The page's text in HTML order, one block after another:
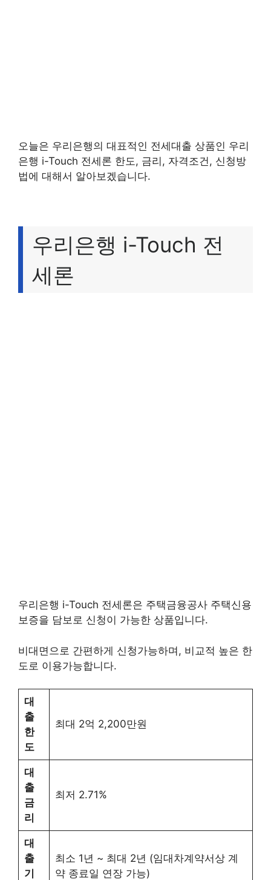
오늘은 우리은행의 대표적인 전세대출 상품인 우리
은행 i-Touch 전세론 한도, 금리, 자격조건, 신청방
법에 대해서 알아보겠습니다.
우리은행 i-Touch 전
세론
우리은행 i-Touch 전세론은 주택금융공사 주택신용
보증을 담보로 신청이 가능한 상품입니다.
비대면으로 간편하게 신청가능하며, 비교적 높은 한
도로 이용가능합니다.
대
출
한
도
최대 2억 2,200만원
대
출
금
리
최저 2.71%
대
출
기
최소 1년 ~ 최대 2년 (임대차계약서상 계
약 종료일 연장 가능)